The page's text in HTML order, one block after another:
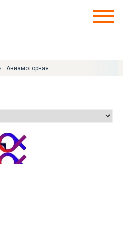
Авиамоторная